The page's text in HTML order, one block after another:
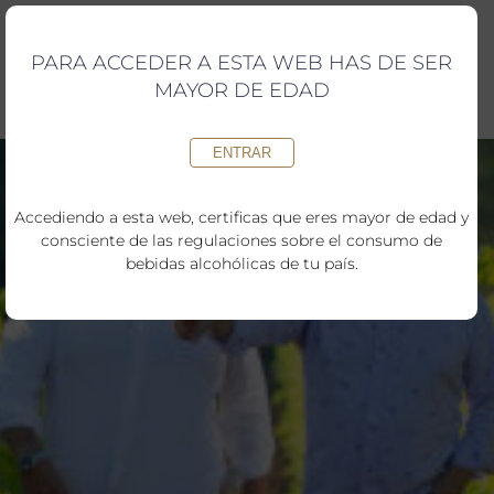
Saltar
contenido
PARA ACCEDER A ESTA WEB HAS DE SER
MAYOR DE EDAD
ENTRAR
Accediendo a esta web, certificas que eres mayor de edad y
consciente de las regulaciones sobre el consumo de
bebidas alcohólicas de tu país.